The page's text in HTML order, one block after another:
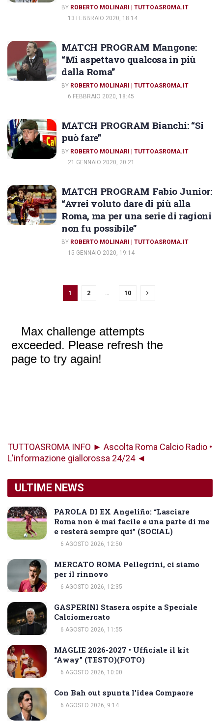
BY ROBERTO MOLINARI | TUTTOASROMA.IT
13 FEBBRAIO 2020, 18:14
MATCH PROGRAM Mangone:
“Mi aspettavo qualcosa in più
dalla Roma”
BY ROBERTO MOLINARI | TUTTOASROMA.IT
6 FEBBRAIO 2020, 18:45
MATCH PROGRAM Bianchi: “Si
può fare”
BY ROBERTO MOLINARI | TUTTOASROMA.IT
21 GENNAIO 2020, 20:21
MATCH PROGRAM Fabio Junior:
“Avrei voluto dare di più alla
Roma, ma per una serie di ragioni
non fu possibile”
BY ROBERTO MOLINARI | TUTTOASROMA.IT
15 GENNAIO 2020, 19:14
1 2 … 10
TUTTOASROMA INFO ► Ascolta Roma Calcio Radio •
L'informazione giallorossa 24/24 ◄
ULTIME NEWS
PAROLA DI EX Angeliño: “Lasciare
Roma non è mai facile e una parte di me
e resterà sempre qui” (SOCIAL)
6 AGOSTO 2026, 12:50
MERCATO ROMA Pellegrini, ci siamo
per il rinnovo
6 AGOSTO 2026, 12:35
GASPERINI Stasera ospite a Speciale
Calciomercato
6 AGOSTO 2026, 11:55
MAGLIE 2026-2027 • Ufficiale il kit
“Away” (TESTO)(FOTO)
6 AGOSTO 2026, 10:00
Con Bah out spunta l’idea Compaore
6 AGOSTO 2026, 9:14